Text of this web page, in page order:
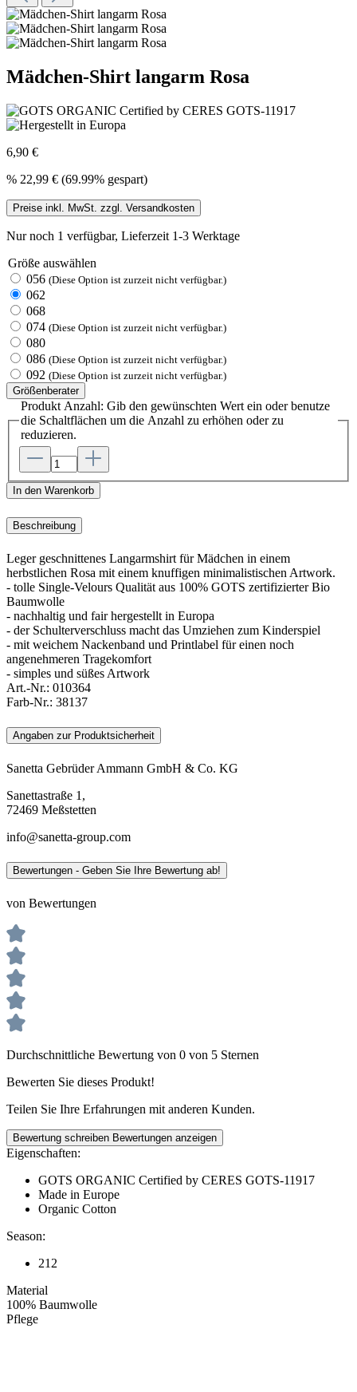
Mädchen-Shirt langarm Rosa
6,90 €
% 22,99 € (69.99% gespart)
Preise inkl. MwSt. zzgl. Versandkosten
Nur noch 1 verfügbar, Lieferzeit 1-3 Werktage
Größe auswählen
056 (Diese Option ist zurzeit nicht verfügbar.)
062
068
074 (Diese Option ist zurzeit nicht verfügbar.)
080
086 (Diese Option ist zurzeit nicht verfügbar.)
092 (Diese Option ist zurzeit nicht verfügbar.)
Größenberater
Produkt Anzahl: Gib den gewünschten Wert ein oder benutze
die Schaltflächen um die Anzahl zu erhöhen oder zu
reduzieren.
In den Warenkorb
Beschreibung
Leger geschnittenes Langarmshirt für Mädchen in einem
herbstlichen Rosa mit einem knuffigen minimalistischen Artwork.
- tolle Single-Velours Qualität aus 100% GOTS zertifizierter Bio
Baumwolle
- nachhaltig und fair hergestellt in Europa
- der Schulterverschluss macht das Umziehen zum Kinderspiel
- mit weichem Nackenband und Printlabel für einen noch
angenehmeren Tragekomfort
- simples und süßes Artwork
Art.-Nr.: 010364
Farb-Nr.: 38137
Angaben zur Produktsicherheit
Sanetta Gebrüder Ammann GmbH & Co. KG
Sanettastraße 1,
72469 Meßstetten
info@sanetta-group.com
Bewertungen - Geben Sie Ihre Bewertung ab!
von Bewertungen
Durchschnittliche Bewertung von 0 von 5 Sternen
Bewerten Sie dieses Produkt!
Teilen Sie Ihre Erfahrungen mit anderen Kunden.
Bewertung schreiben Bewertungen anzeigen
Eigenschaften:
GOTS ORGANIC Certified by CERES GOTS-11917
Made in Europe
Organic Cotton
Season:
212
Material
100% Baumwolle
Pflege